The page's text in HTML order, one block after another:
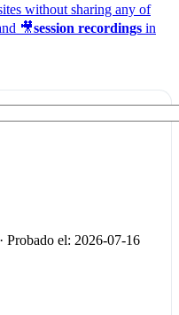
without sharing any of
🎥session recordings in
· Probado el: 2026-07-16